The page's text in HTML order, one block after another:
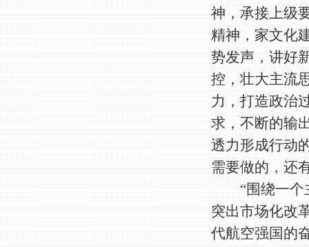
神，承接上级
精神，家文化
势发声，讲好
控，壮大主流
力，打造政治
求，不断的输
透力形成行动
需要做的，还
“围绕一个主
突出市场化改
代航空强国的